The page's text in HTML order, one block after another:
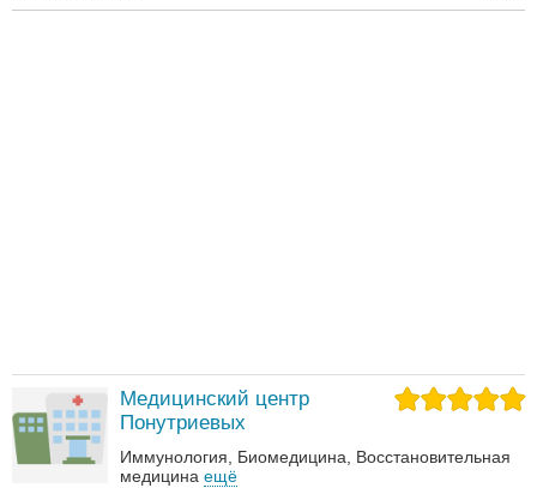
Медицинский центр
Понутриевых
Иммунология Биомедицина Восстановительная
медицина ещё